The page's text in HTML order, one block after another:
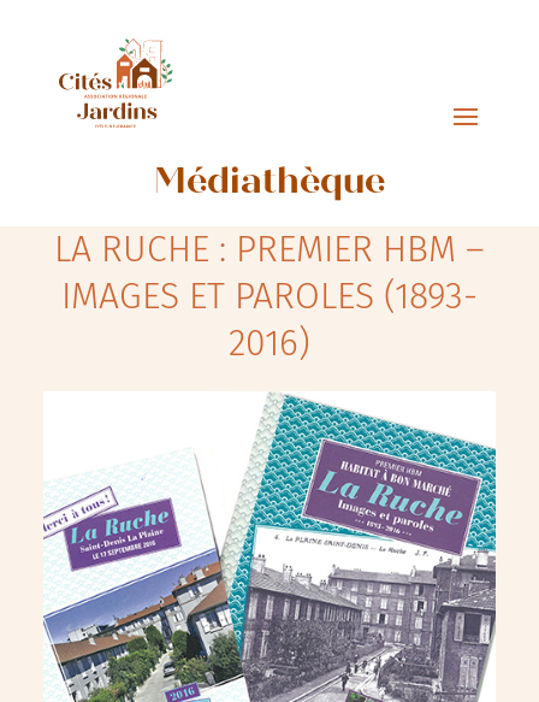
Médiathèque
LA RUCHE : PREMIER HBM –
IMAGES ET PAROLES (1893-
2016)